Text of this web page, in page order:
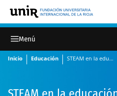
Inicio Educación STEAM en la educación: definición y objetivos